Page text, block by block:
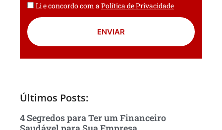
Li e concordo com a Política de Privacidade
ENVIAR
Últimos Posts:
4 Segredos para Ter um Financeiro